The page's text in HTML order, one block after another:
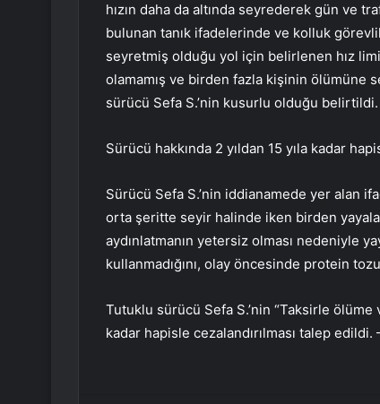
hızın daha da altında seyrederek gün ve
bulunan tanık ifadelerinde ve kolluk
seyretmiş olduğu yol için belirlenen hız
olamamış ve birden fazla kişinin ölümüne
sürücü Sefa S.’nin kusurlu olduğu belirtildi.
Sürücü hakkında 2 yıldan 15 yıla kadar
Sürücü Sefa S.’nin iddianamede yer alan
orta şeritte seyir halinde iken birden
aydınlatmanın yetersiz olması nedeniyle
kullanmadığını, olay öncesinde protein
Tutuklu sürücü Sefa S.’nin “Taksirle ölüme
kadar hapisle cezalandırılması talep edildi.